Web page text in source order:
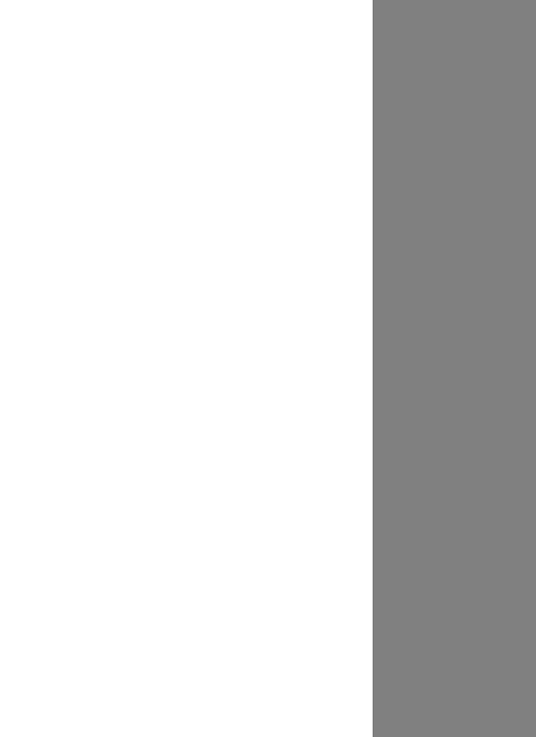
sport que les jeunes demandent à porter des lentilles.
:
ou les verres ou même, dans une moindre mesure,
sur le bout du nez.
visuelle et un champ de vision plus grand, puisqu'elles
buée ou la boue ne viennent jamais se poser dessus et ne
de poussière dans l'œil, car cela devient très gênant.
prescrire par leur ophtalmologiste, uniquement pour les
qui adhèrent beaucoup mieux à la cornée,
les perdre et alors de ne plus voir clair.
situations sont inadaptées
fois moins des yeux que lors d'une conversation en face à